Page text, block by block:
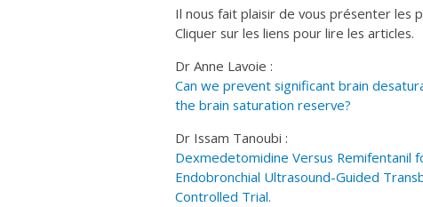
Il nous fait plaisir de vous présenter les
Cliquer sur les liens pour lire les articles.
Dr Anne Lavoie :
Can we prevent significant brain
the brain saturation reserve?
Dr Issam Tanoubi :
Dexmedetomidine Versus Remifentanil
Endobronchial Ultrasound-Guided
Controlled Trial.